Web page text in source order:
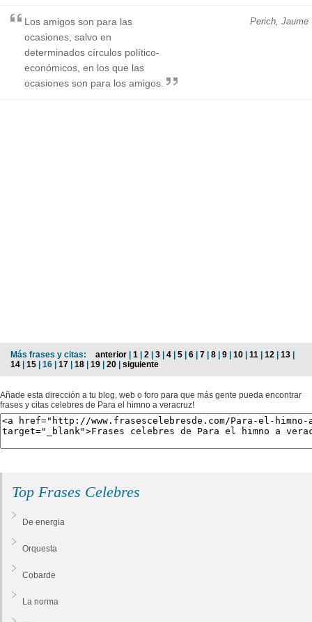
Perich, Jaume
Los amigos son para las
ocasiones, salvo en
determinados círculos político-
económicos, en los que las
ocasiones son para los amigos.
Más frases y citas: anterior | 1 | 2 | 3 | 4 | 5 | 6 | 7 | 8 | 9 | 10 | 11 | 12 | 13 |
14 | 15 | 16 | 17 | 18 | 19 | 20 | siguiente
Añade esta dirección a tu blog, web o foro para que más gente pueda encontrar
frases y citas celebres de Para el himno a veracruz!
Top Frases Celebres
De energia
Orquesta
Cobarde
La norma